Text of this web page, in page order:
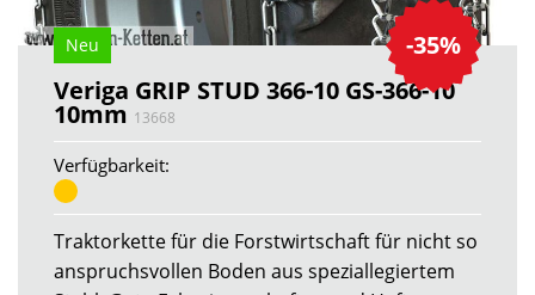
-35%
Neu
Veriga GRIP STUD 366-10 GS-366-10
10mm 13668
Verfügbarkeit:
Traktorkette für die Forstwirtschaft für nicht so
anspruchsvollen Boden aus speziallegiertem